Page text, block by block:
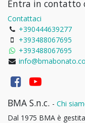
Entra in contatto
Contattaci
+390444639277
+393488067695
+393488067695
BMA S.n.c. - Chi
Dal 1975 BMA è